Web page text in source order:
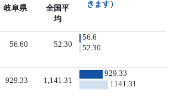
きます）
岐阜県
全国平
均
56.60 52.30
56.6
52.30
929.33 1,141.31
929.33
1141.31